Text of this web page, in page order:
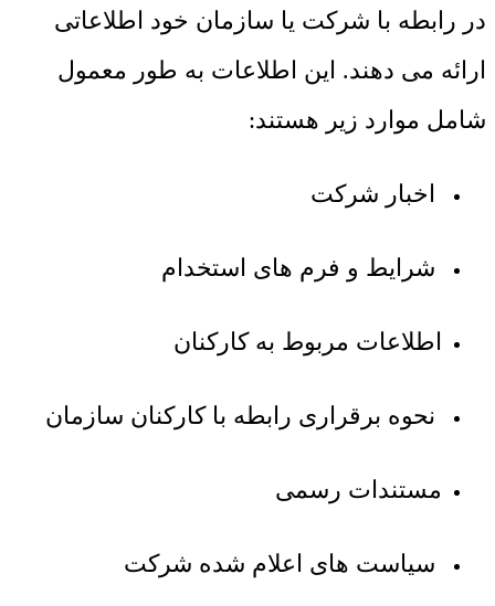
در رابطه با شرکت یا سازمان خود اطلاعاتی
ارائه می دهند. این اطلاعات به طور معمول
شامل موارد زیر هستند:
اخبار شرکت
شرایط و فرم های استخدام
اطلاعات مربوط به کارکنان
نحوه برقراری رابطه با کارکنان سازمان
مستندات رسمی
سیاست های اعلام شده شرکت